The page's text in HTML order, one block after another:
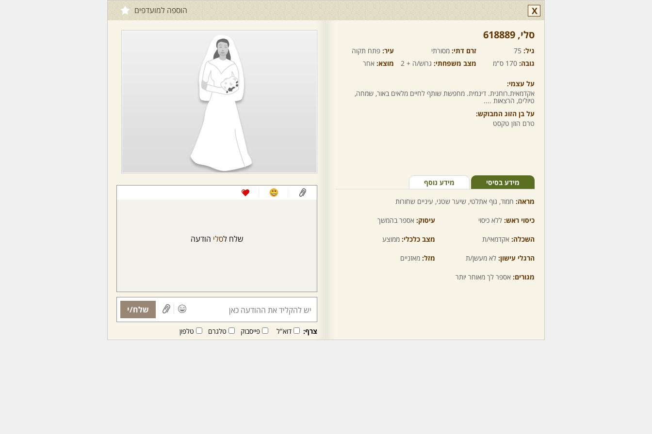
X הוספה למועדפים
סלי,‏ 618889
גיל: 75 זרם דתי: מסורתי עיר: פתח תקוה
גובה: 170 ס"מ מצב משפחתי: גרוש/ה + 2 מוצא: אחר
על עצמי:
אקדמאית.רוחנית. דינמית. מחפשת שותף לחיים מלאים באור, שמחה,
טיולים, הרצאות ....
על בן הזוג המבוקש:
טרם הוזן טקסט
מידע בסיסי מידע נוסף
מראה: חמוד, גוף אתלטי, שיער שטני, עיניים שחורות
כיסוי ראש: ללא כיסוי עיסוק: אספר בהמשך
השכלה: אקדמאי/ת מצב כלכלי: ממוצע
הרגלי עישון: לא מעשן/ת מזל: מאזניים
מגורים: אספר לך מאוחר יותר
שלח לסלי הודעה
שלח/י
צרף: דוא"ל פייסבוק טלגרם טלפון